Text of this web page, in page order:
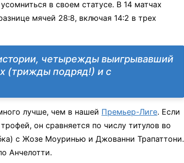
в своем статусе. В 14 матчах
мячей 28:8, включая 14:2 в трех
четырежды выигрывавший
(трижды подряд!) и с
лучше, чем в нашей Премьер-Лиге. Если
он сравняется по числу титулов во
с Жозе Моуринью и Джованни Трапаттони.
Анчелотти.